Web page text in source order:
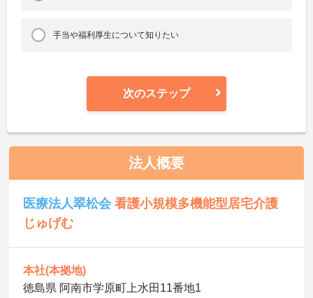
手当や福利厚生について知りたい
次のステップ
法人概要
医療法人翠松会看護小規模多機能型居宅介護
じゅげむ
本社(本拠地)
徳島県 阿南市学原町上水田11番地1